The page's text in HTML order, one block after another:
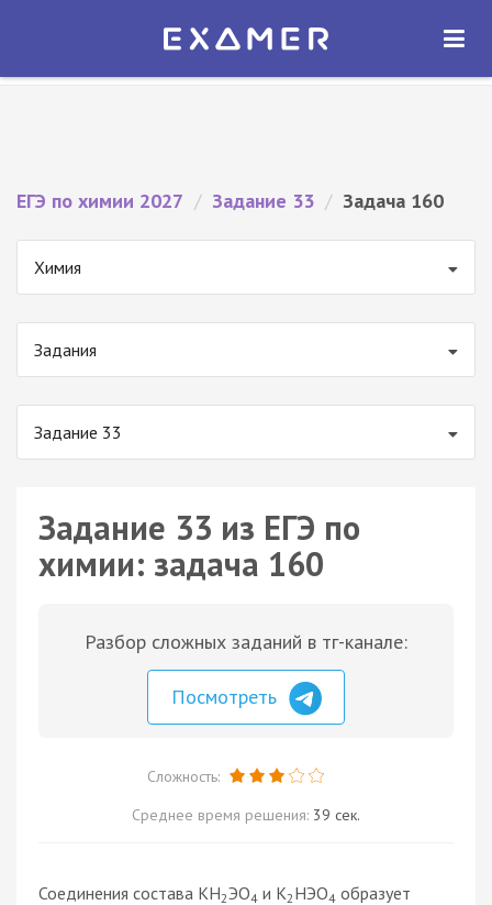
Экзамер — ЕГЭ 2027
ОТКРЫТЬ
ЕГЭ по химии 2027 / Задание 33 / Задача 160
Химия
Задания
Задание 33
Задание 33 из ЕГЭ по
химии: задача 160
Разбор сложных заданий в тг-канале:
Посмотреть
Сложность:
Среднее время решения: 39 сек.
Соединения состава KH2ЭO4 и K2 HЭO4 образует